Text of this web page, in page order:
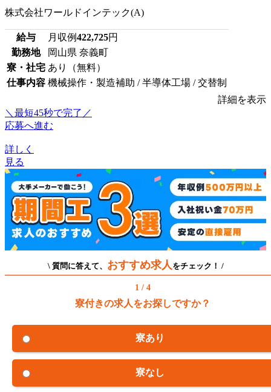
株式会社ワールドインテック(A)
給与 月収例422,725円
勤務地
岡山県 奈義町
寮・社宅 あり（無料）
仕事内容 機械操作・製造補助 / 半導体工場 / 交替制
詳細を表示
＼最短45秒で完了／
応募へ進む
詳しく
見る
\ 質問に答えて、 おすすめ求人 をチェック！ /
1 / 4
寮付きの求人をお探しですか？
寮あり
寮なし